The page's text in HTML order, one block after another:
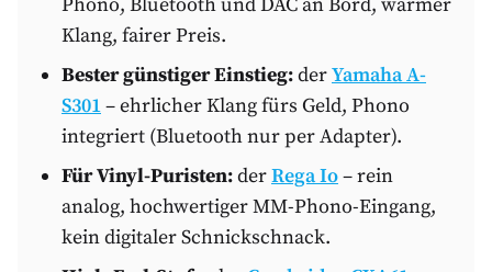
Klang, fairer Preis.
Bester günstiger Einstieg:derYamaha A-
S301– ehrlicher Klang fürs Geld, Phono
integriert (Bluetooth nur per Adapter).
Für Vinyl-Puristen:derRega Io– rein
analog, hochwertiger MM-Phono-Eingang,
kein digitaler Schnickschnack.